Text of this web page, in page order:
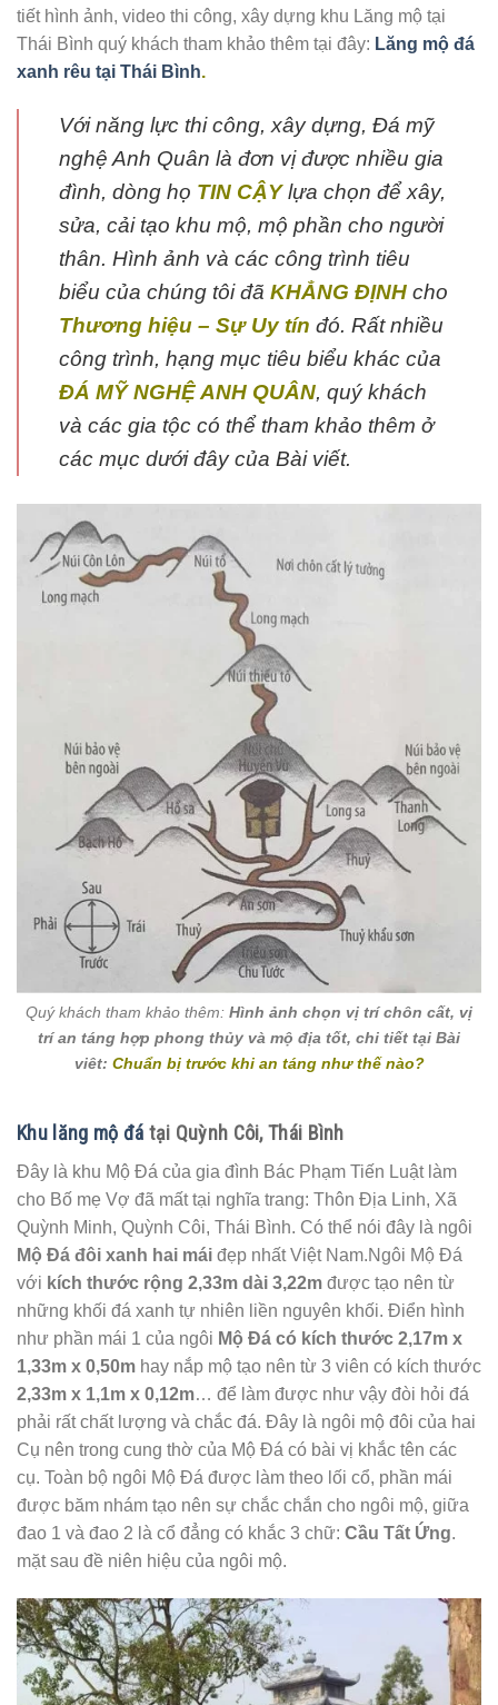
tiết hình ảnh, video thi công, xây dựng khu Lăng mộ tại
Thái Bình quý khách tham khảo thêm tại đây: Lăng mộ đá
xanh rêu tại Thái Bình.
Với năng lực thi công, xây dựng, Đá mỹ
nghệ Anh Quân là đơn vị được nhiều gia
đình, dòng họ TIN CẬYlựa chọn để xây,
sửa, cải tạo khu mộ, mộ phần cho người
thân. Hình ảnh và các công trình tiêu
biểu của chúng tôi đã KHẲNG ĐỊNH cho
Thương hiệu – Sự Uy tín đó. Rất nhiều
công trình, hạng mục tiêu biểu khác của
ĐÁ MỸ NGHỆ ANH QUÂN, quý khách
và các gia tộc có thể tham khảo thêm ở
các mục dưới đây của Bài viết.
Quý khách tham khảo thêm: Hình ảnh chọn vị trí chôn cất, vị
trí an táng hợp phong thủy và mộ địa tốt, chi tiết tại Bài
viêt: Chuẩn bị trước khi an táng như thế nào?
Khu lăng mộ đá tại Quỳnh Côi, Thái Bình
Đây là khu Mộ Đá của gia đình Bác Phạm Tiến Luật làm
cho Bố mẹ Vợ đã mất tại nghĩa trang: Thôn Địa Linh, Xã
Quỳnh Minh, Quỳnh Côi, Thái Bình. Có thể nói đây là ngôi
Mộ Đá đôi xanh hai mái đẹp nhất Việt Nam.Ngôi Mộ Đá
với kích thước rộng 2,33m dài 3,22m được tạo nên từ
những khối đá xanh tự nhiên liền nguyên khối. Điển hình
như phần mái 1 của ngôi Mộ Đá có kích thước 2,17m x
1,33m x 0,50m hay nắp mộ tạo nên từ 3 viên có kích thước
2,33m x 1,1m x 0,12m… để làm được như vậy đòi hỏi đá
phải rất chất lượng và chắc đá. Đây là ngôi mộ đôi của hai
Cụ nên trong cung thờ của Mộ Đá có bài vị khắc tên các
cụ. Toàn bộ ngôi Mộ Đá được làm theo lối cổ, phần mái
được băm nhám tạo nên sự chắc chắn cho ngôi mộ, giữa
đao 1 và đao 2 là cổ đẳng có khắc 3 chữ: Cầu Tất Ứng.
mặt sau đề niên hiệu của ngôi mộ.